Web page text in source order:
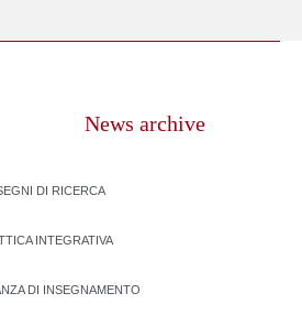
News archive
DI RICERCA
INTEGRATIVA
DI INSEGNAMENTO